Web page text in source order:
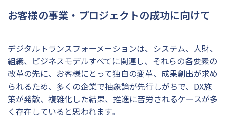
お客様の事業・プロジェクトの成功に向けて
デジタルトランスフォーメーションは、システム、人財、
組織、ビジネスモデルすべてに関連し、それらの各要素の
改革の先に、お客様にとって独自の変革、成果創出が求め
られるため、多くの企業で抽象論が先行しがちで、DX施
策が発散、複雑化した結果、推進に苦労されるケースが多
く存在していると思われます。